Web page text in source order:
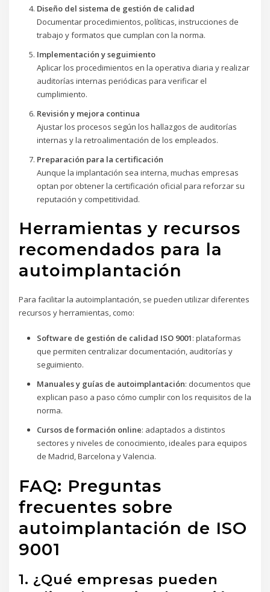
Diseño del sistema de gestión de calidad
Documentar procedimientos, políticas, instrucciones de
trabajo y formatos que cumplan con la norma.
Implementación y seguimiento
Aplicar los procedimientos en la operativa diaria y realizar
auditorías internas periódicas para verificar el
cumplimiento.
Revisión y mejora continua
Ajustar los procesos según los hallazgos de auditorías
internas y la retroalimentación de los empleados.
Preparación para la certificación
Aunque la implantación sea interna, muchas empresas
optan por obtener la certificación oficial para reforzar su
reputación y competitividad.
Herramientas y recursos
recomendados para la
autoimplantación
Para facilitar la autoimplantación, se pueden utilizar diferentes
recursos y herramientas, como:
Software de gestión de calidad ISO 9001: plataformas
que permiten centralizar documentación, auditorías y
seguimiento.
Manuales y guías de autoimplantación: documentos que
explican paso a paso cómo cumplir con los requisitos de la
norma.
Cursos de formación online: adaptados a distintos
sectores y niveles de conocimiento, ideales para equipos
de Madrid, Barcelona y Valencia.
FAQ: Preguntas
frecuentes sobre
autoimplantación de ISO
9001
1. ¿Qué empresas pueden